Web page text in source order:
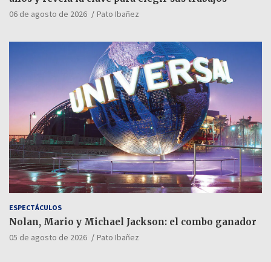
06 de agosto de 2026 Pato Ibañez
ESPECTÁCULOS
Nolan, Mario y Michael Jackson: el combo ganador
05 de agosto de 2026 Pato Ibañez